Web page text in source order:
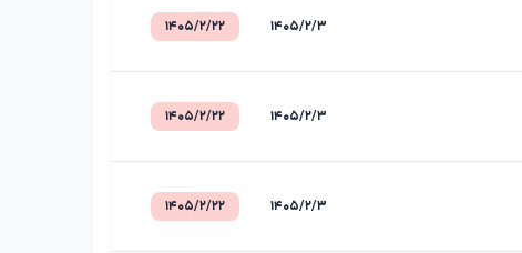
۱۴۰۵/۲/۳ ۱۴۰۵/۲/۲۲
۱۴۰۵/۲/۳ ۱۴۰۵/۲/۲۲
۱۴۰۵/۲/۳ ۱۴۰۵/۲/۲۲